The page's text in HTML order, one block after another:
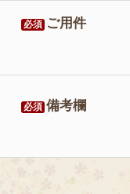
必須 ご用件
必須 備考欄